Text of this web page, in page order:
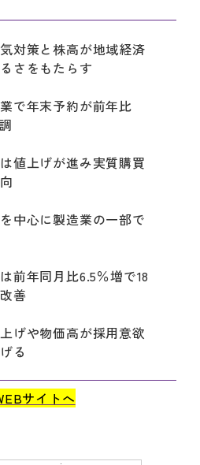
対策と株高が地域経済
さをもたらす
で年末予約が前年比
値上げが進み実質購買
中心に製造業の一部で
前年同月比6.5％増で18
善
げや物価高が採用意欲
る
サイトへ